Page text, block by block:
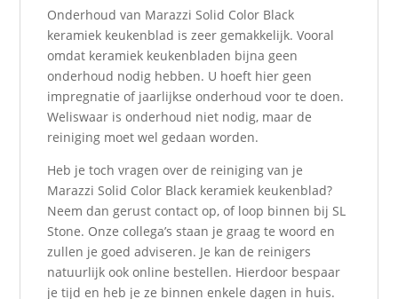
Onderhoud van Marazzi Solid Color Black
keramiek keukenblad is zeer gemakkelijk. Vooral
omdat keramiek keukenbladen bijna geen
onderhoud nodig hebben. U hoeft hier geen
impregnatie of jaarlijkse onderhoud voor te doen.
Weliswaar is onderhoud niet nodig, maar de
reiniging moet wel gedaan worden.
Heb je toch vragen over de reiniging van je
Marazzi Solid Color Black keramiek keukenblad?
Neem dan gerust contact op, of loop binnen bij SL
Stone. Onze collega’s staan je graag te woord en
zullen je goed adviseren. Je kan de reinigers
natuurlijk ook online bestellen. Hierdoor bespaar
je tijd en heb je ze binnen enkele dagen in huis.